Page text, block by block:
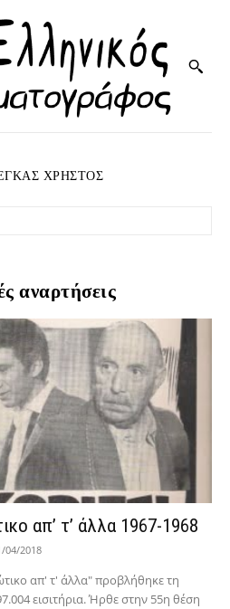
ΧΡΉΣΤΟΣ
αναρτήσεις
απ’ τ’ άλλα 1967-1968
04/2018
απ' τ' άλλα" προβλήθηκε τη
εισιτήρια. Ήρθε στην 55η θέση